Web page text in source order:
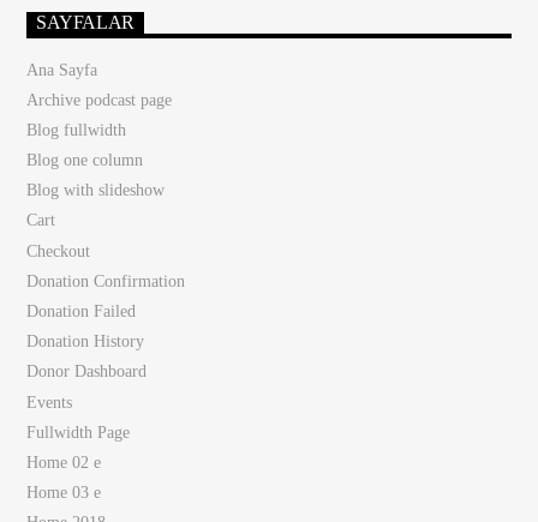
SAYFALAR
Ana Sayfa
Archive podcast page
Blog fullwidth
Blog one column
Blog with slideshow
Cart
Checkout
Donation Confirmation
Donation Failed
Donation History
Donor Dashboard
Events
Fullwidth Page
Home 02 e
Home 03 e